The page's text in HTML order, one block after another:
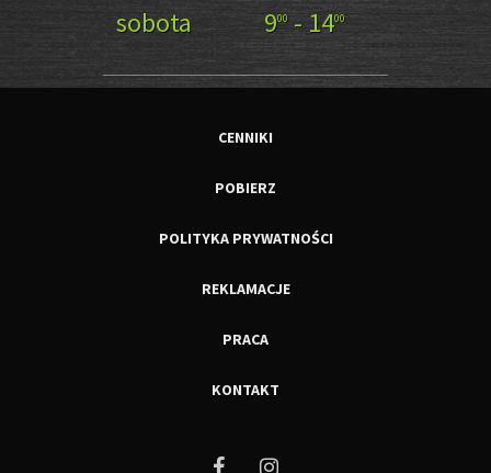
sobota 900 - 1400
CENNIKI
POBIERZ
POLITYKA PRYWATNOŚCI
REKLAMACJE
PRACA
KONTAKT